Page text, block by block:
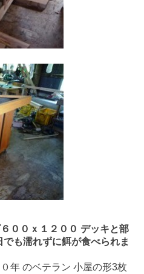
００ｘ１２００ デッキと部
も濡れずに餌が食べられま
年 のベテラン 小屋の形3枚